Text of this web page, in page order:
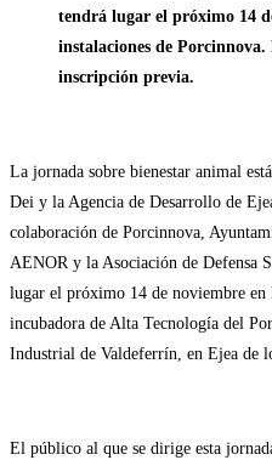
tendrá lugar el próximo 14
instalaciones de Porcinnova.
inscripción previa.
La jornada sobre bienestar animal
Dei y la Agencia de Desarrollo de
colaboración de Porcinnova,
AENOR y la Asociación de Defensa
lugar el próximo 14 de noviembre en
incubadora de Alta Tecnología del
Industrial de Valdeferrín, en Ejea de
El público al que se dirige esta